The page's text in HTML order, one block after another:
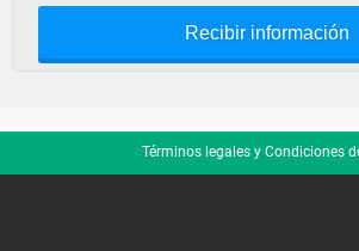
Recibir información
Términos legales y Condiciones